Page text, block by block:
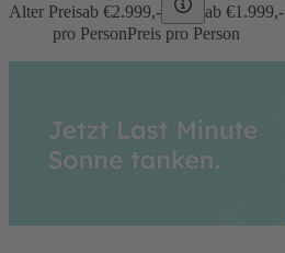
Alter Preisab €2.999,- ab €1.999,-
pro PersonPreis pro Person